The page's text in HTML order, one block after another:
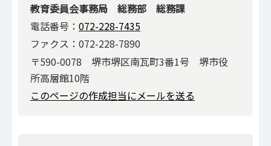
教育委員会事務局 総務部 総務課
電話番号： 072-228-7435
ファクス：072-228-7890
〒590-0078 堺市堺区南瓦町3番1号 堺市役
所高層館10階
このページの作成担当にメールを送る